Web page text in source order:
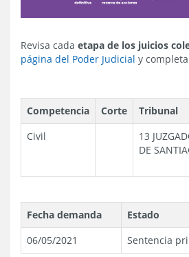
Revisa cada etapa de los juicios
página del Poder Judicial y
Competencia Corte Tribunal
Civil
13
DE
Fecha demanda
Estado
06/05/2021
Sentencia